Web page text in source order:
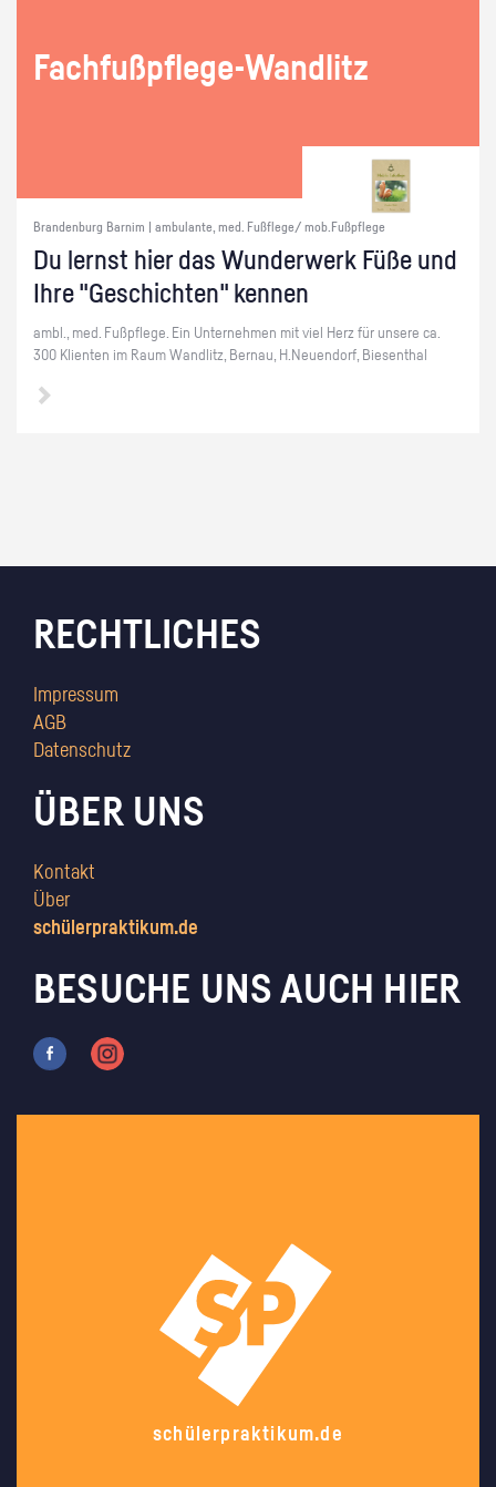
Fach­fuß­pfle­ge-Wand­litz
Brandenburg Barnim | ambulante, med. Fußflege/ mob.Fußpflege
Du lernst hier das Wun­der­werk Füße und
Ihre "Ge­schich­ten" ken­nen
ambl., med. Fuß­pfle­ge. Ein Un­ter­neh­men mit viel Herz für un­se­re ca.
300 Kli­en­ten im Raum Wand­litz, Ber­nau, H.​Neuendorf, Biesen­thal
RECHTLICHES
Impressum
AGB
Datenschutz
ÜBER UNS
Kontakt
Über
schülerpraktikum.de
BESUCHE UNS AUCH HIER
schülerpraktikum.de